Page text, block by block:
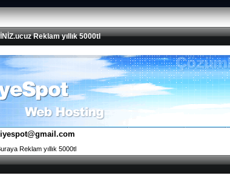
Reklam yıllık 5000tl
Reklam yıllık 5000tl